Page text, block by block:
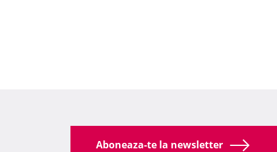
Aboneaza-te la newsletter